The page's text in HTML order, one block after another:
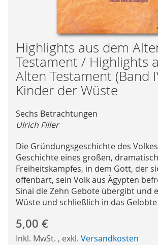
Skip
to
the
beginning
of
images
gallery
Highlights aus dem
Testament / Highlights
Alten Testament (Band
Kinder der Wüste
Sechs Betrachtungen
Ulrich Filler
Die Gründungsgeschichte des
Geschichte eines großen,
Freiheitskampfes, in dem Gott, der
offenbart, sein Volk aus Ägypten
Sinai die Zehn Gebote übergibt und
Wüste und schließlich in das
5,00 €
Inkl. MwSt. , exkl. Versandkosten